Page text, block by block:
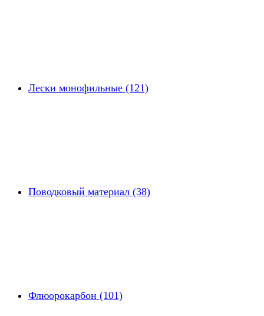
Лески монофильные (121)
Поводковый материал (38)
Флюорокарбон (101)